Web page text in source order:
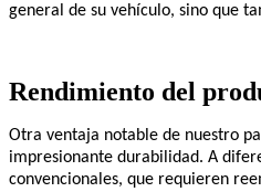
general de su vehículo, sino que
Rendimiento del
Otra ventaja notable de nuestro
impresionante durabilidad. A
convencionales, que requieren